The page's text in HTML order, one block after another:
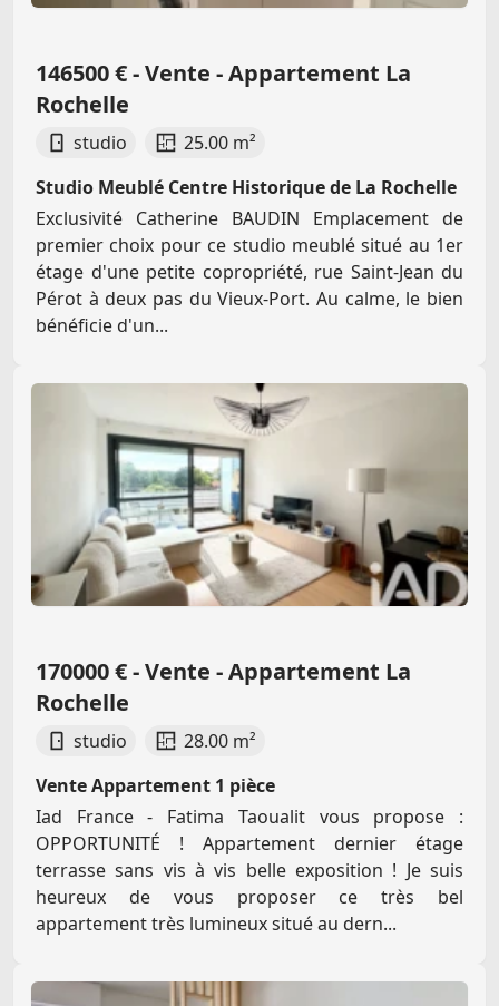
146500 € - Vente - Appartement La
Rochelle
studio
25.00 m²
Studio Meublé Centre Historique de La Rochelle
Exclusivité Catherine BAUDIN Emplacement de
premier choix pour ce studio meublé situé au 1er
étage d'une petite copropriété, rue Saint-Jean du
Pérot à deux pas du Vieux-Port. Au calme, le bien
bénéficie d'un...
170000 € - Vente - Appartement La
Rochelle
studio
28.00 m²
Vente Appartement 1 pièce
Iad France - Fatima Taoualit vous propose :
OPPORTUNITÉ ! Appartement dernier étage
terrasse sans vis à vis belle exposition ! Je suis
heureux de vous proposer ce très bel
appartement très lumineux situé au dern...